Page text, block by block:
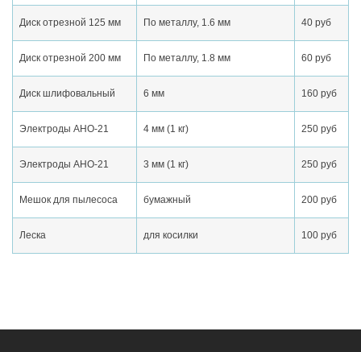
Диск отрезной 125 мм По металлу, 1.6 мм 40 руб
Диск отрезной 200 мм По металлу, 1.8 мм 60 руб
Диск шлифовальный 6 мм 160 руб
Электроды АНО-21 4 мм (1 кг) 250 руб
Электроды АНО-21 3 мм (1 кг) 250 руб
Мешок для пылесоса бумажный 200 руб
Леска для косилки 100 руб